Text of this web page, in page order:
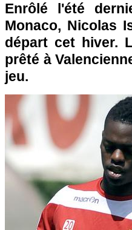
Enrôlé l'été
Monaco, Nicolas
départ cet hiver.
prêté à
jeu.